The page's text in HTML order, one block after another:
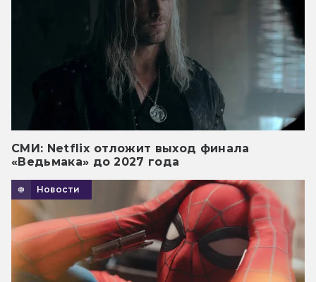
СМИ: Netflix отложит выход финала
«Ведьмака» до 2027 года
Новости